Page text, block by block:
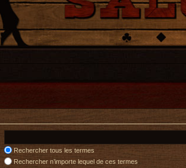
Rechercher tous les termes
Rechercher n’importe lequel de ces termes